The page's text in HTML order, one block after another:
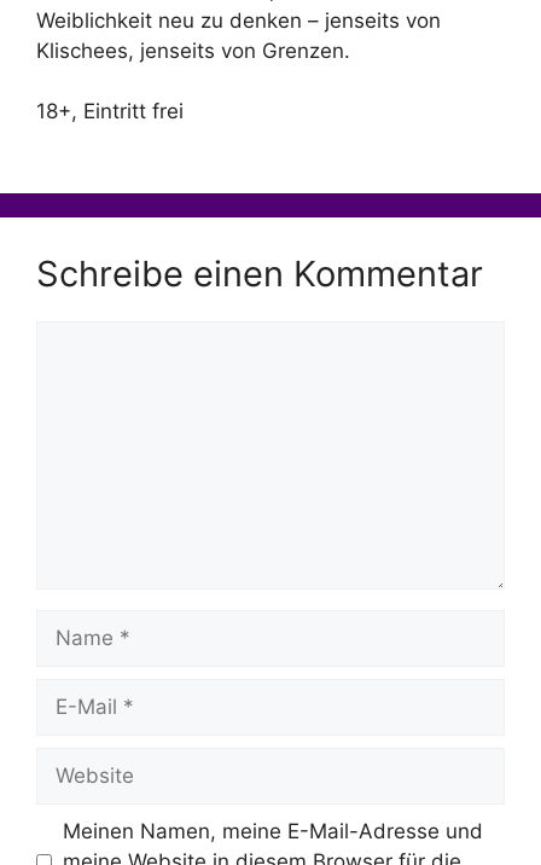
Weiblichkeit neu zu denken – jenseits von
Klischees, jenseits von Grenzen.
18+, Eintritt frei
Schreibe einen Kommentar
Mail
Meinen Namen, meine E-Mail-Adresse und